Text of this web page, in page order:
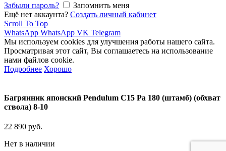
Забыли пароль?
Запомнить меня
Ещё нет аккаунта? Создать личный кабинет
Scroll To Top
WhatsApp WhatsApp VK Telegram
Мы используем cookies для улучшения работы нашего сайта.
Просматривая этот сайт, Вы соглашаетесь на использование
нами файлов cookie.
Подробнее Хорошо
Багрянник японский Pendulum C15 Ра 180 (штамб) (обхват
ствола) 8-10
22 890 руб.
Нет в наличии